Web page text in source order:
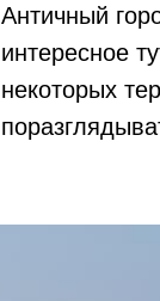
Античный
интересное
некоторых